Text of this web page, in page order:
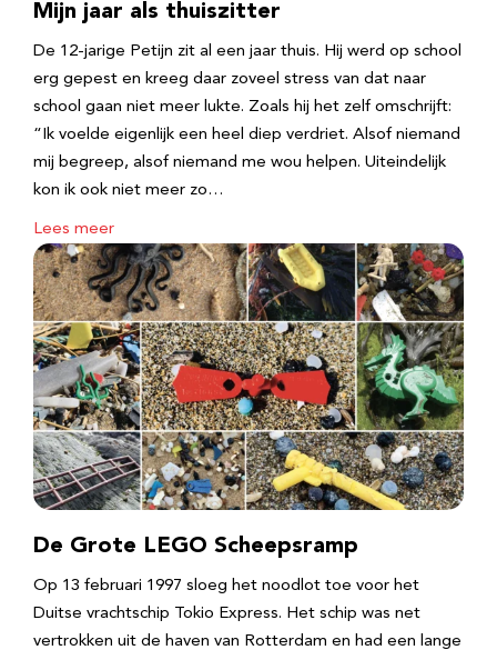
Mijn jaar als thuiszitter
De 12-jarige Petijn zit al een jaar thuis. Hij werd op school
erg gepest en kreeg daar zoveel stress van dat naar
school gaan niet meer lukte. Zoals hij het zelf omschrijft:
“Ik voelde eigenlijk een heel diep verdriet. Alsof niemand
mij begreep, alsof niemand me wou helpen. Uiteindelijk
kon ik ook niet meer zo…
Lees meer
De Grote LEGO Scheepsramp
Op 13 februari 1997 sloeg het noodlot toe voor het
Duitse vrachtschip Tokio Express. Het schip was net
vertrokken uit de haven van Rotterdam en had een lange